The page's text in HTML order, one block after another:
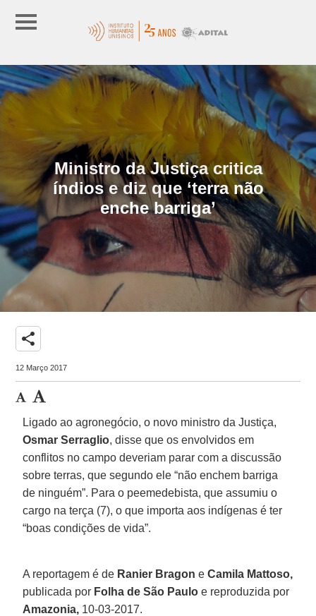
Ministro da Justiça critica
índios e diz que ‘terra não
enche barriga’
share
12 Março 2017
Ligado ao agronegócio, o novo ministro da Justiça,
Osmar Serraglio, disse que os envolvidos em
conflitos no campo deveriam parar com a discussão
sobre terras, que segundo ele “não enchem barriga
de ninguém”. Para o peemedebista, que assumiu o
cargo na terça (7), o que importa aos indígenas é ter
“boas condições de vida”.
A reportagem é de Ranier Bragon eCamila Mattoso,
publicada por Folha de São Paulo e reproduzida por
Amazonia, 10-03-2017.